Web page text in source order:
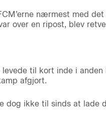
nærmest med
over en ripost, blev
til kort inde i
afgjort.
dog ikke til sinds at